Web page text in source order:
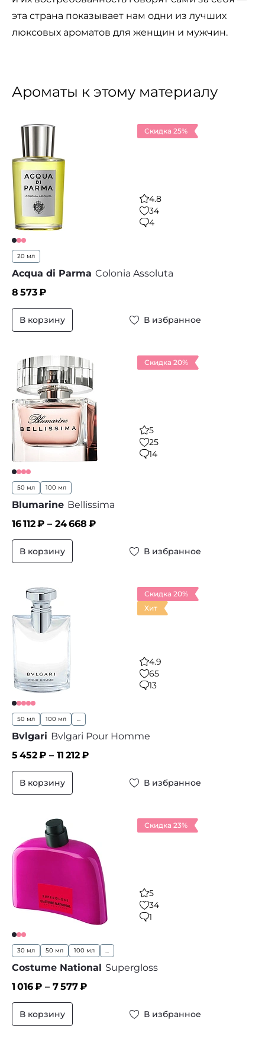
эта страна показывает нам одни из лучших
люксовых ароматов для женщин и мужчин.
Ароматы к этому материалу
Скидка 25%
4.8
34
4
20 мл
Acqua di Parma Colonia Assoluta
8 573₽
В корзину В избранное
Скидка 20%
5
25
14
50 мл 100 мл
Blumarine Bellissima
16 112₽ – 24 668 ₽
В корзину В избранное
Скидка 20%
Хит
4.9
65
13
50 мл 100 мл ...
Bvlgari Bvlgari Pour Homme
5 452₽ – 11 212₽
В корзину В избранное
Скидка 23%
5
34
1
30 мл 50 мл 100 мл ...
Costume National Supergloss
1 016₽ – 7 577₽
В корзину В избранное